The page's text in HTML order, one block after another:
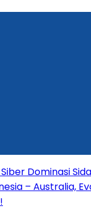
Dominasi
– Australia,